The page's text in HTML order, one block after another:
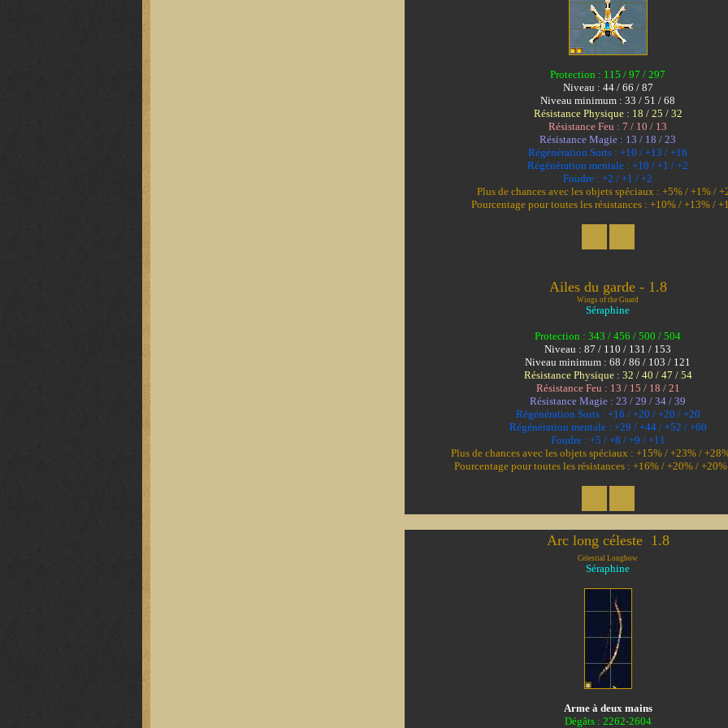
Protection : 115 / 97 / 297
Niveau : 44 / 66 / 87
Niveau minimum : 33 / 51 / 68
Résistance Physique : 18 / 25 / 32
Résistance Feu : 7 / 10 / 13
Résistance Magie : 13 / 18 / 23
Régénération Sorts : +10 / +13 / +16
Régénération mentale : +10 / +1 / +2
Foudre : +2 / +1 / +2
Plus de chances avec les objets spéciaux : +5% / +1% /
Pourcentage pour toutes les résistances : +10% / +13% /
Ailes du garde - 1.8
Wings of the Guard
Séraphine
Protection : 343 / 456 / 500 / 504
Niveau : 87 / 110 / 131 / 153
Niveau minimum : 68 / 86 / 103 / 121
Résistance Physique : 32 / 40 / 47 / 54
Résistance Feu : 13 / 15 / 18 / 21
Résistance Magie : 23 / 29 / 34 / 39
Régénération Sorts : +16 / +20 / +20 / +20
Régénération mentale : +29 / +44 / +52 / +60
Foudre : +5 / +8 / +9 / +11
Plus de chances avec les objets spéciaux : +15% / +23% /
Pourcentage pour toutes les résistances : +16% / +20% /
Arc long céleste  1.8
Celestial Longbow
Séraphine
Arme à deux mains
Dégâts : 2262-2604